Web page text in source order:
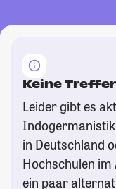
Keine
Leider gibt es
in Deutschland
Hochschulen
ein paar